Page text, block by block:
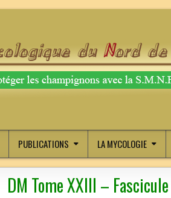
PUBLICATIONS LA MYCOLOGIE
DM Tome XXIII –